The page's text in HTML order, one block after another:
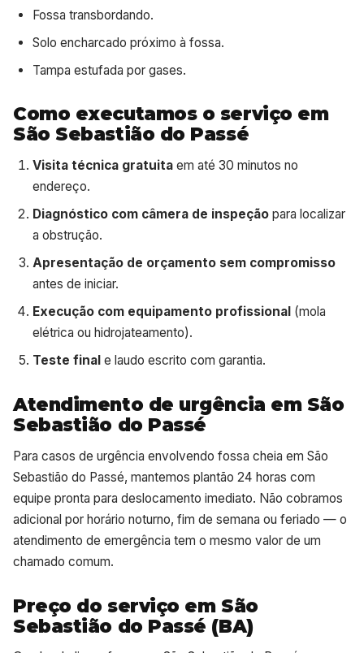
Fossa transbordando.
Solo encharcado próximo à fossa.
Tampa estufada por gases.
Como executamos o serviço em
São Sebastião do Passé
Visita técnica gratuita em até 30 minutos no
endereço.
Diagnóstico com câmera de inspeção para localizar
a obstrução.
Apresentação de orçamento sem compromisso
antes de iniciar.
Execução com equipamento profissional (mola
elétrica ou hidrojateamento).
Teste final e laudo escrito com garantia.
Atendimento de urgência em São
Sebastião do Passé
Para casos de urgência envolvendo fossa cheia em São
Sebastião do Passé, mantemos plantão 24 horas com
equipe pronta para deslocamento imediato. Não cobramos
adicional por horário noturno, fim de semana ou feriado — o
atendimento de emergência tem o mesmo valor de um
chamado comum.
Preço do serviço em São
Sebastião do Passé (BA)